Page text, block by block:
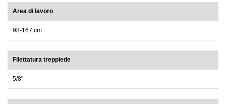
Area di lavoro
98-167 cm
Filettatura treppiede
5/8"